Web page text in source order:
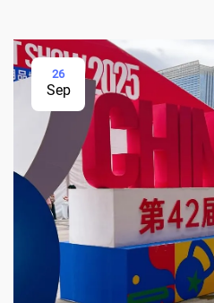
26
Sep